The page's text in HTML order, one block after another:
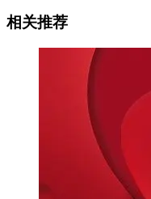
相关推荐